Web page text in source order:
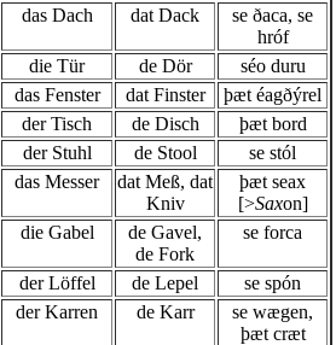
das Dach dat Dack
se ðaca, se
hróf
die Tür de Dör
séo duru
das Fenster dat Finster
þæt éagðýrel
der Tisch de Disch
þæt bord
der Stuhl de Stool
se stól
das Messer
dat Meß, dat
Kniv
þæt seax
[>Saxon]
die Gabel
de Gavel,
de Fork
se forca
der Löffel de Lepel se spón
der Karren de Karr
se wægen,
þæt cræt